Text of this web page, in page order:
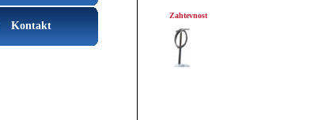
Kontakt
Zahtevnost